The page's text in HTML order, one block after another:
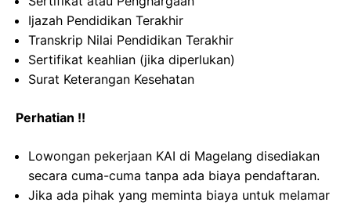
Ijazah Pendidikan Terakhir
Transkrip Nilai Pendidikan Terakhir
Sertifikat keahlian (jika diperlukan)
Surat Keterangan Kesehatan
Perhatian !!
Lowongan pekerjaan KAI di Magelang disediakan
secara cuma-cuma tanpa ada biaya pendaftaran.
Jika ada pihak yang meminta biaya untuk melamar